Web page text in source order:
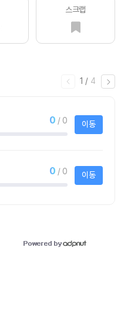
스크랩
1 / 4
0 / 0 이동
0 / 0 이동